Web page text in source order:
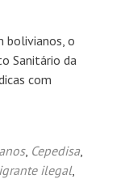
bolivianos, o
Sanitário da
com
, Cepedisa,
ilegal,